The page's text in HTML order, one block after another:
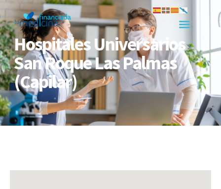
Hospitales Universarios
San Roque Las Palmas
(Capilar)